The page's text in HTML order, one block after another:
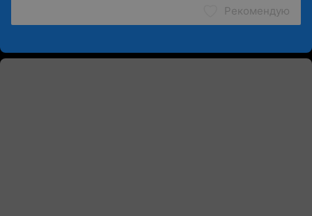
Рекомендую